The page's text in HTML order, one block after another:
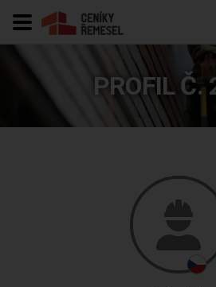
PROFIL Č.